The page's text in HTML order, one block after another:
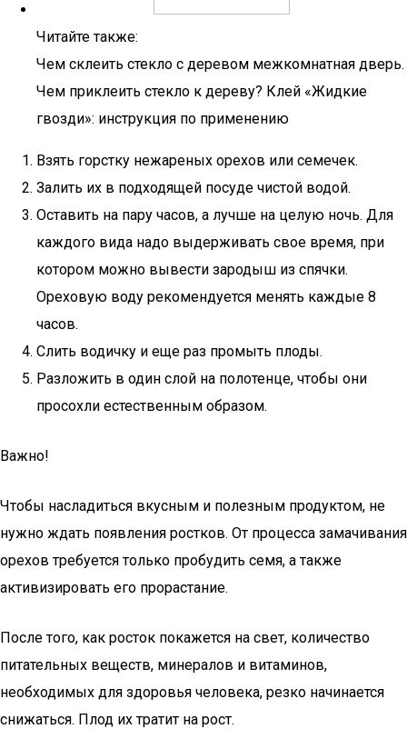
Читайте также:
Чем склеить стекло с деревом межкомнатная дверь.
Чем приклеить стекло к дереву? Клей «Жидкие
гвозди»: инструкция по применению
Взять горстку нежареных орехов или семечек.
Залить их в подходящей посуде чистой водой.
Оставить на пару часов, а лучше на целую ночь. Для
каждого вида надо выдерживать свое время, при
котором можно вывести зародыш из спячки.
Ореховую воду рекомендуется менять каждые 8
часов.
Слить водичку и еще раз промыть плоды.
Разложить в один слой на полотенце, чтобы они
просохли естественным образом.
Важно!
Чтобы насладиться вкусным и полезным продуктом, не
нужно ждать появления ростков. От процесса замачивания
орехов требуется только пробудить семя, а также
активизировать его прорастание.
После того, как росток покажется на свет, количество
питательных веществ, минералов и витаминов,
необходимых для здоровья человека, резко начинается
снижаться. Плод их тратит на рост.